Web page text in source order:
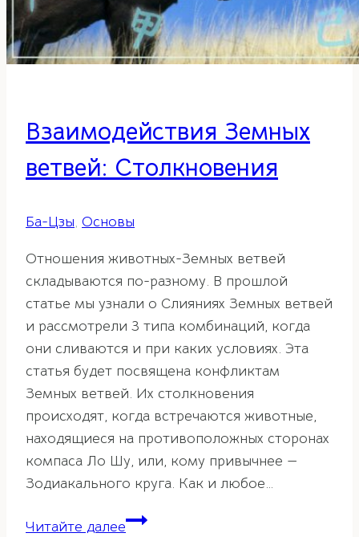
Взаимодействия Земных
ветвей: Столкновения
Ба-Цзы, Основы
Отношения животных-Земных ветвей
складываются по-разному. В прошлой
статье мы узнали о Слияниях Земных ветвей
и рассмотрели 3 типа комбинаций, когда
они сливаются и при каких условиях. Эта
статья будет посвящена конфликтам
Земных ветвей. Их столкновения
происходят, когда встречаются животные,
находящиеся на противоположных сторонах
компаса Ло Шу, или, кому привычнее —
Зодиакального круга. Как и любое…
Читайте далееВзаимодействия